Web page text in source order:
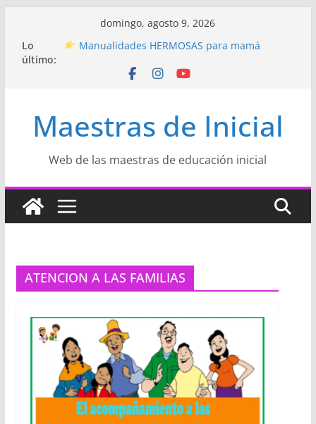
contenido
domingo, agosto 9, 2026
Lo
último:
Hermosos dibujos para MAMÁ: colorea con
amor en Inicial
(fáciles y llenas de amor)
Proyecto
“Celebramos con Alegría la Semana
de la Educación Inicial»
Mamá hecho con amor
Maestras de Inicial
Web de las maestras de educación inicial
ATENCION A LAS FAMILIAS